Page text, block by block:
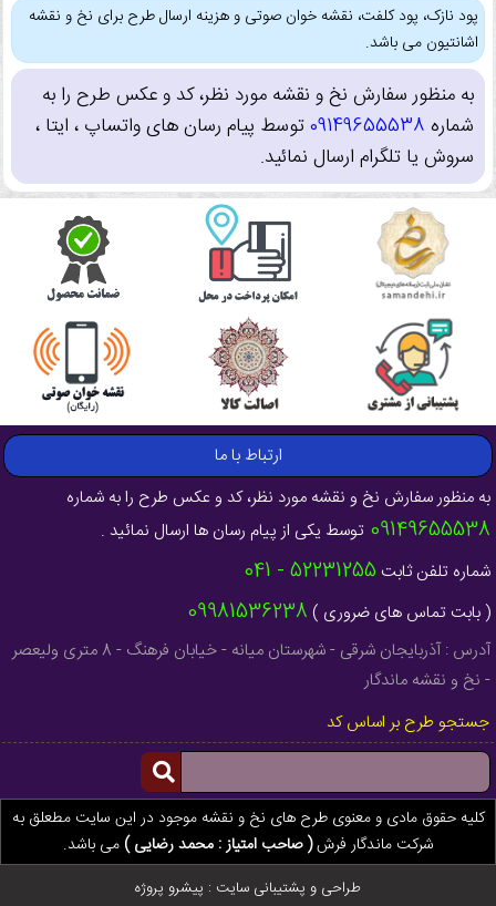
پود نازک، پود کلفت، نقشه خوان صوتی و هزینه ارسال طرح برای نخ و نقشه
اشانتیون می باشد.
به منظور سفارش نخ و نقشه مورد نظر، کد و عکس طرح را به
شماره 09149655538توسط پیام رسان های واتساپ ، ایتا ،
سروش یا تلگرام ارسال نمائید.
ارتباط با ما
به منظور سفارش نخ و نقشه مورد نظر، کد و عکس طرح را به شماره
09149655538 توسط یکی از پیام رسان ها ارسال نمائید .
شماره تلفن ثابت 52231255 - 041
( بابت تماس های ضروری ) 09981536238
آدرس : آذربایجان شرقی - شهرستان میانه - خیابان فرهنگ - 8 متری ولیعصر
- نخ و نقشه ماندگار
جستجو طرح بر اساس کد
کلیه حقوق مادی و معنوی طرح های نخ و نقشه موجود در این سایت مطعلق به
شرکت ماندگار فرش( صاحب امتیاز : محمد رضایی )می باشد.
طراحی و پشتیبانی سایت : پیشرو پروژه